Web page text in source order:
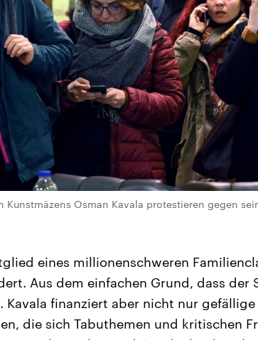
Kunstmäzens Osman Kavala protestieren gegen
eines millionenschweren
Aus dem einfachen Grund, dass der
finanziert aber nicht nur gefällige
die sich Tabuthemen und kritischen